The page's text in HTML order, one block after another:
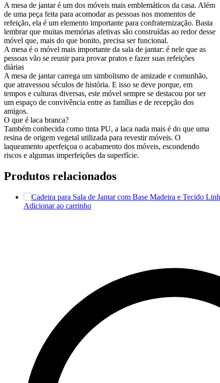
A mesa de jantar é um dos móveis mais emblemáticos da casa. Além
de uma peça feita para acomodar as pessoas nos momentos de
refeição, ela é um elemento importante para confraternização. Basta
lembrar que muitas memórias afetivas são construídas ao redor desse
móvel que, mais do que bonito, precisa ser funcional.
A mesa é o móvel mais importante da sala de jantar: é nele que as
pessoas vão se reunir para provar pratos e fazer suas refeições
diárias
A mesa de jantar carrega um simbolismo de amizade e comunhão,
que atravessou séculos de história. E isso se deve porque, em
tempos e culturas diversas, este móvel sempre se destacou por ser
um espaço de convivência entre as famílias e de recepção dos
amigos.
O que é laca branca?
Também conhecida como tinta PU, a laca nada mais é do que uma
resina de origem vegetal utilizada para revestir móveis. O
laqueamento aperfeiçoa o acabamento dos móveis, escondendo
riscos e algumas imperfeições da superfície.
Produtos relacionados
Adicionar ao carrinho